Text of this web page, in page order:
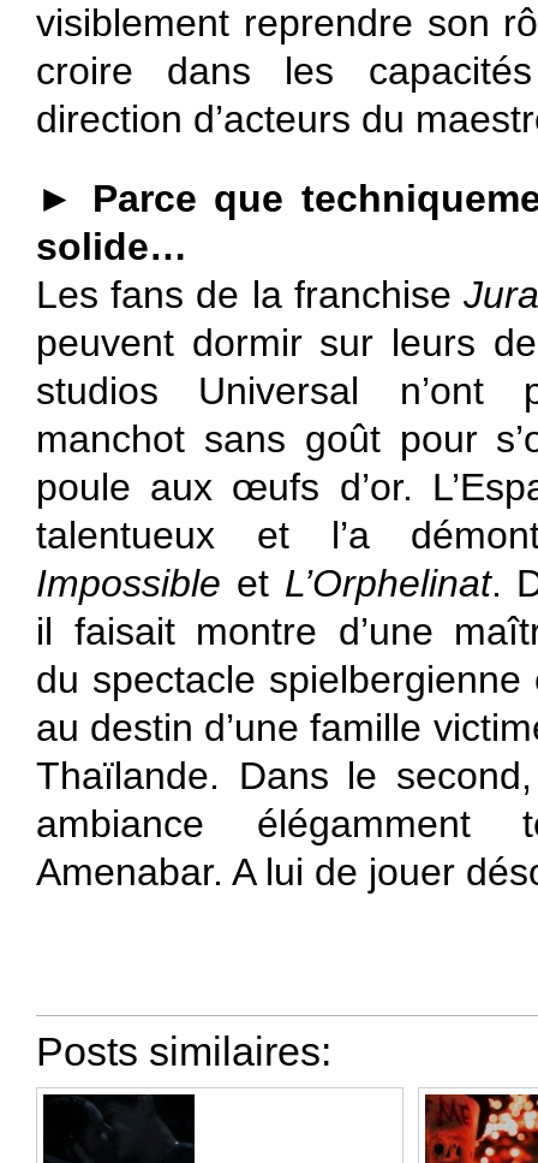
visiblement reprendre son
croire dans les
direction d’acteurs du
► Parce que
solide…
Les fans de la franchise
peuvent dormir sur leurs
studios Universal n’ont
manchot sans goût pour
poule aux œufs d’or.
talentueux et l’a
Impossible et L’Orphelinat.
il faisait montre d’une
du spectacle spielbergienne
au destin d’une famille
Thaïlande. Dans le
ambiance
Amenabar. A lui de jouer
Posts similaires: